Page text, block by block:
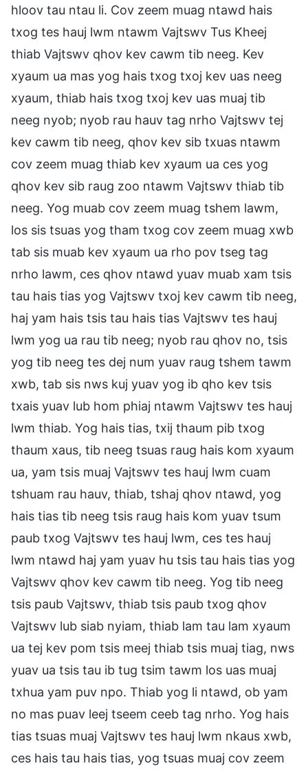
hloov tau ntau li. Cov zeem muag ntawd hais
txog tes hauj lwm ntawm Vajtswv Tus Kheej
thiab Vajtswv qhov kev cawm tib neeg. Kev
xyaum ua mas yog hais txog txoj kev uas neeg
xyaum, thiab hais txog txoj kev uas muaj tib
neeg nyob; nyob rau hauv tag nrho Vajtswv tej
kev cawm tib neeg, qhov kev sib txuas ntawm
cov zeem muag thiab kev xyaum ua ces yog
qhov kev sib raug zoo ntawm Vajtswv thiab tib
neeg. Yog muab cov zeem muag tshem lawm,
los sis tsuas yog tham txog cov zeem muag xwb
tab sis muab kev xyaum ua rho pov tseg tag
nrho lawm, ces qhov ntawd yuav muab xam tsis
tau hais tias yog Vajtswv txoj kev cawm tib neeg,
haj yam hais tsis tau hais tias Vajtswv tes hauj
lwm yog ua rau tib neeg; nyob rau qhov no, tsis
yog tib neeg tes dej num yuav raug tshem tawm
xwb, tab sis nws kuj yuav yog ib qho kev tsis
txais yuav lub hom phiaj ntawm Vajtswv tes hauj
lwm thiab. Yog hais tias, txij thaum pib txog
thaum xaus, tib neeg tsuas raug hais kom xyaum
ua, yam tsis muaj Vajtswv tes hauj lwm cuam
tshuam rau hauv, thiab, tshaj qhov ntawd, yog
hais tias tib neeg tsis raug hais kom yuav tsum
paub txog Vajtswv tes hauj lwm, ces tes hauj
lwm ntawd haj yam yuav hu tsis tau hais tias yog
Vajtswv qhov kev cawm tib neeg. Yog tib neeg
tsis paub Vajtswv, thiab tsis paub txog qhov
Vajtswv lub siab nyiam, thiab lam tau lam xyaum
ua tej kev pom tsis meej thiab tsis muaj tiag, nws
yuav ua tsis tau ib tug tsim tawm los uas muaj
txhua yam puv npo. Thiab yog li ntawd, ob yam
no mas puav leej tseem ceeb tag nrho. Yog hais
tias tsuas muaj Vajtswv tes hauj lwm nkaus xwb,
ces hais tau hais tias, yog tsuas muaj cov zeem